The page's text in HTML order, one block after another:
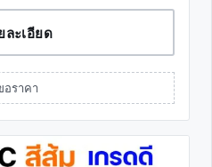
ละเอียด
อราคา